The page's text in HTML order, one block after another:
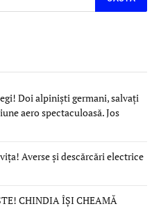
Doi alpiniști germani, salvați
aero spectaculoasă. Jos
Averse și descărcări electrice
CHINDIA ÎȘI CHEAMĂ